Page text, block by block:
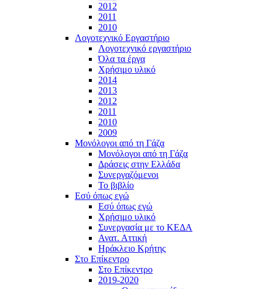
2012
2011
2010
Λογοτεχνικό Εργαστήριο
Λογοτεχνικό εργαστήριο
Όλα τα έργα
Χρήσιμο υλικό
2014
2013
2012
2011
2010
2009
Μονόλογοι από τη Γάζα
Μονόλογοι από τη Γάζα
Δράσεις στην Ελλάδα
Συνεργαζόμενοι
To βιβλίο
Εσύ όπως εγώ
Εσύ όπως εγώ
Χρήσιμο υλικό
Συνεργασία με το ΚΕΔΑ
Ανατ. Αττική
Ηράκλειο Κρήτης
Στο Επίκεντρο
Στο Επίκεντρο
2019-2020